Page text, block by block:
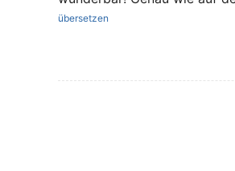
übersetzen